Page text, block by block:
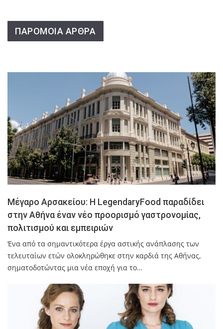
ΠΑΡΟΜΟΙΑ ΑΡΘΡΑ
Μέγαρο Αρσακείου: Η LegendaryFood παραδίδει
στην Αθήνα έναν νέο προορισμό γαστρονομίας,
πολιτισμού και εμπειριών
Ένα από τα σημαντικότερα έργα αστικής ανάπλασης των
τελευταίων ετών ολοκληρώθηκε στην καρδιά της Αθήνας,
σηματοδοτώντας μια νέα εποχή για το…